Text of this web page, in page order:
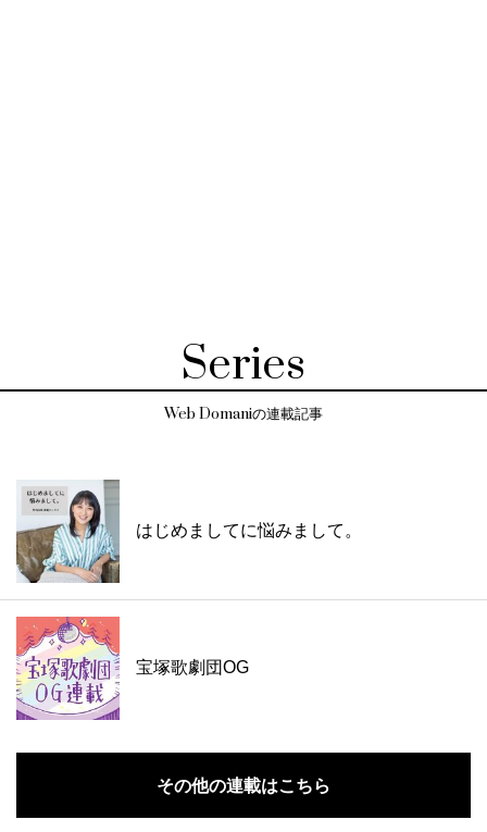
Series
Web Domaniの連載記事
はじめましてに悩みまして。
宝塚歌劇団OG
その他の連載はこちら